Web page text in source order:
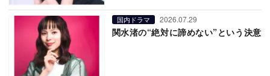
国内ドラマ 2026.07.29
関水渚の“絶対に諦めない”という決意